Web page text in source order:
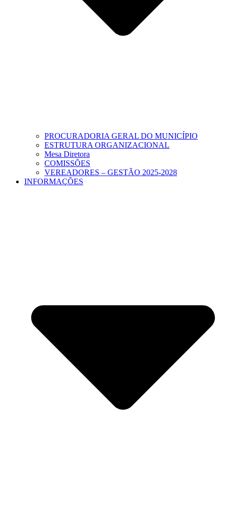
PROCURADORIA GERAL DO MUNICÍPIO
ESTRUTURA ORGANIZACIONAL
Mesa Diretora
COMISSÕES
VEREADORES – GESTÃO 2025-2028
INFORMAÇÕES